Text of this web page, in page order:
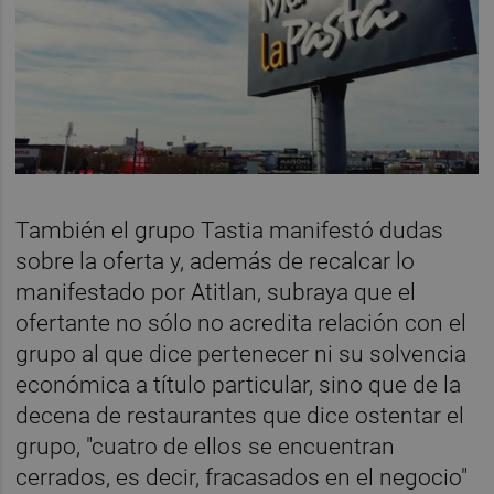
También el grupo Tastia manifestó dudas
sobre la oferta y, además de recalcar lo
manifestado por Atitlan, subraya que el
ofertante no sólo no acredita relación con el
grupo al que dice pertenecer ni su solvencia
económica a título particular, sino que de la
decena de restaurantes que dice ostentar el
grupo, "cuatro de ellos se encuentran
cerrados, es decir, fracasados en el negocio"